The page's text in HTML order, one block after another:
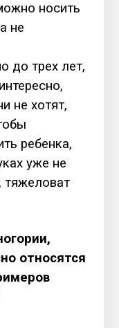
носить
не
до трех лет,
не хотят,
ребенка,
уже не
тяжеловат
относятся